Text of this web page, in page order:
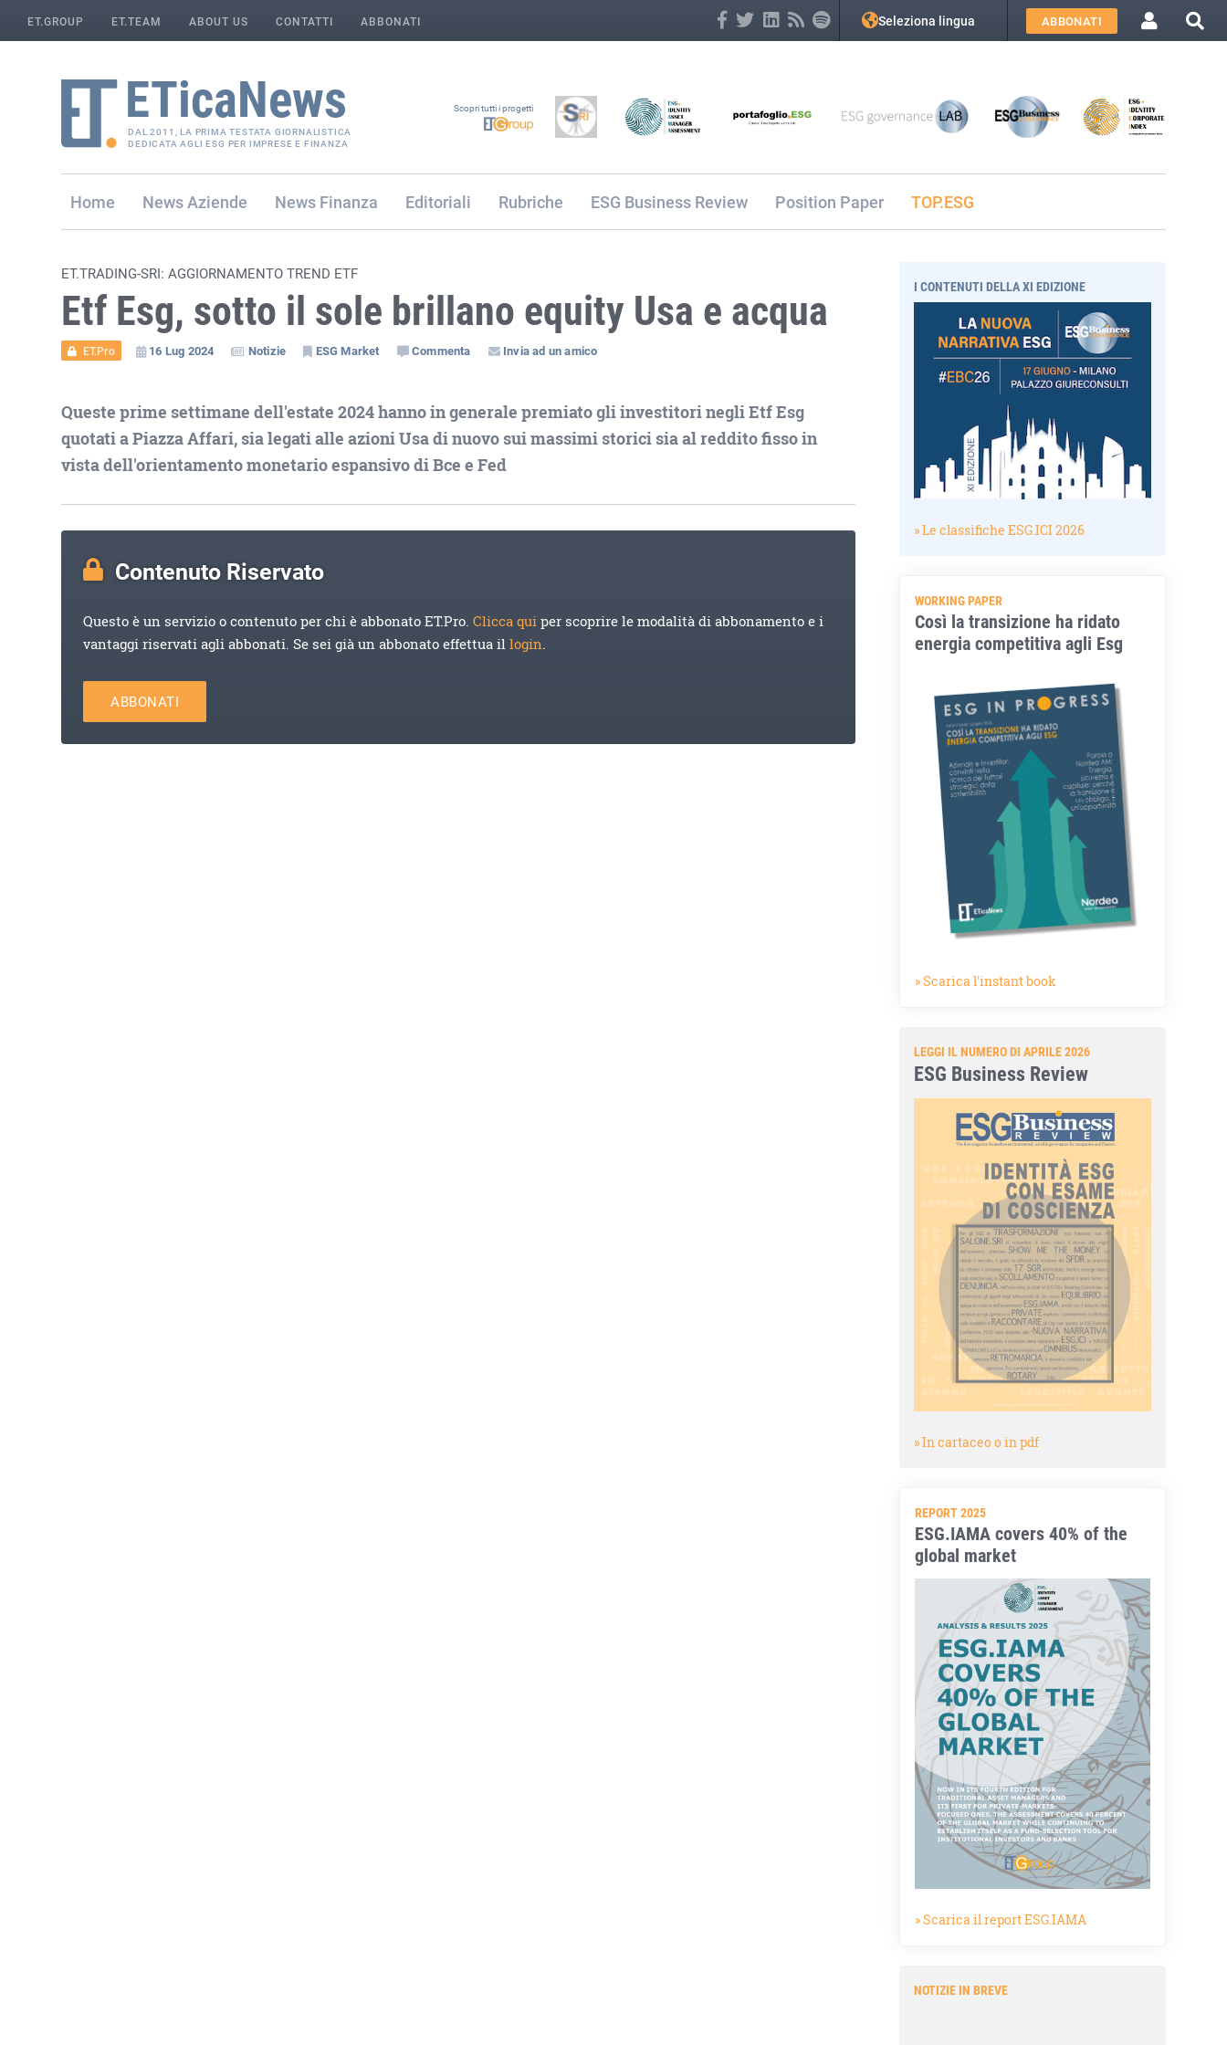
ET.GROUP ET.TEAM ABOUT US CONTATTI ABBONATI Seleziona lingua ABBONATI
DAL 2011, LA PRIMA TESTATA GIORNALISTICA
DEDICATA AGLI ESG PER IMPRESE E FINANZA
Scopri tutti i progetti
Home Aziende Finanza Editoriali Rubriche ESG Business Review Position Paper TOP.ESG
ET.TRADING-SRI: AGGIORNAMENTO TREND ETF
Etf Esg, sotto il sole brillano equity Usa e acqua
ET.Pro 16 Lug 2024 Notizie ESG Market Commenta Invia ad un amico
Queste prime settimane dell'estate 2024 hanno in generale premiato gli investitori negli Etf Esg
quotati a Piazza Affari, sia legati alle azioni Usa di nuovo sui massimi storici sia al reddito fisso in
vista dell'orientamento monetario espansivo di Bce e Fed
Contenuto Riservato
Questo è un servizio o contenuto per chi è abbonato ET.Pro.Clicca quiper scoprire le modalità di abbonamento e i
vantaggi riservati agli abbonati. Se sei già un abbonato effettua illogin.
ABBONATI
I CONTENUTI DELLA XI EDIZIONE
» Le classifiche ESG.ICI 2026
WORKING PAPER
Così la transizione ha ridato
energia competitiva agli Esg
» Scarica l'instant book
LEGGI IL NUMERO DI APRILE 2026
ESG Business Review
» In cartaceo o in pdf
REPORT 2025
ESG.IAMA covers 40% of the
global market
» Scarica il report ESG.IAMA
NOTIZIE IN BREVE